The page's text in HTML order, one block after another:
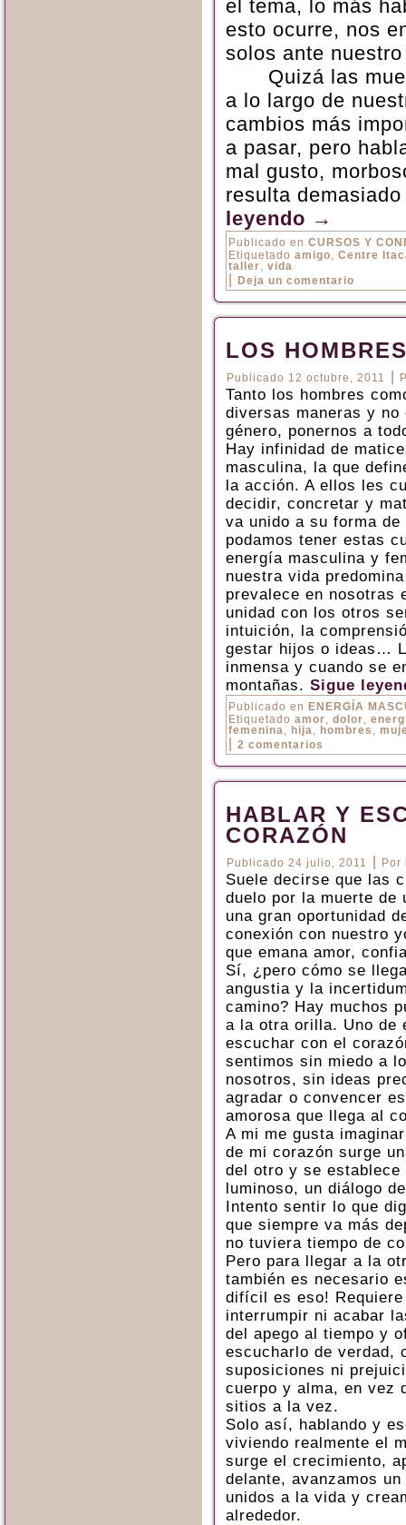
el tema, lo más
esto ocurre, nos
solos ante
Quizá las
a lo largo de
cambios más
a pasar, pero
mal gusto,
resulta
leyendo →
Publicado en CURSOS Y
Etiquetado amigo, Centre
taller, vida
Deja un comentario
LOS
Publicado 12 octubre, 2011
Tanto los hombres
diversas maneras y
género, ponernos a
Hay infinidad de
masculina, la que
la acción. A ellos les
decidir, concretar y
va unido a su forma
podamos tener estas
energía masculina y
nuestra vida
prevalece en nosotras
unidad con los otros
intuición, la
gestar hijos o ideas…
inmensa y cuando se
montañas. Sigue
Publicado en ENERGÍA
Etiquetado amor, dolor,
femenina, hija, hombres ,
2 comentarios
HABLAR Y
CORAZÓN
Publicado 24 julio, 2011 Por
Suele decirse que las
duelo por la muerte de
una gran oportunidad
conexión con nuestro
que emana amor,
Sí, ¿pero cómo se
angustia y la
camino? Hay muchos
a la otra orilla. Uno de
escuchar con el
sentimos sin miedo a
nosotros, sin ideas
agradar o convencer
amorosa que llega al
A mi me gusta
de mi corazón surge
del otro y se
luminoso, un diálogo
Intento sentir lo que
que siempre va más
no tuviera tiempo de
Pero para llegar a la
también es necesario
difícil es eso!
interrumpir ni acabar
del apego al tiempo y
escucharlo de verdad,
suposiciones ni
cuerpo y alma, en vez
sitios a la vez.
Solo así, hablando y
viviendo realmente el
surge el crecimiento,
delante, avanzamos
unidos a la vida y
alrededor.